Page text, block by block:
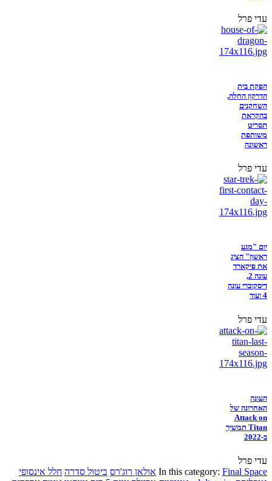
עדי פרל
הפקת בית
הדרקון החלה,
השחקנים
בהקראת
תסריט
משותפת
ראשונה
עדי פרל
יום "מגע
ראשון" הציג
את פיקארד
עונה 2,
דיסקוברי עונה
4 ועוד
עדי פרל
העונה
האחרונה של
Attack on
Titan תמשיך
ב-2022
עדי פרל
In this category: Final Space אולאן רוג'רס ביטול סדרה חלל אינסופי